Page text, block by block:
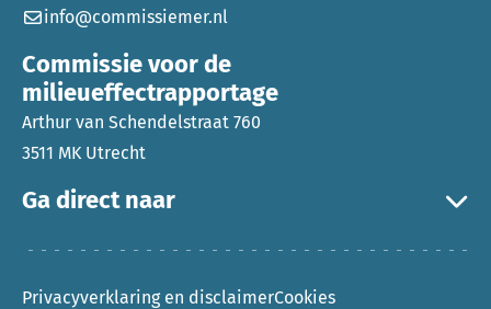
Ga direct naar
info@commissiemer.nl
Commissie voor de
milieueffectrapportage
Arthur van Schendelstraat 760
3511 MK Utrecht
Privacyverklaring en disclaimerCookies